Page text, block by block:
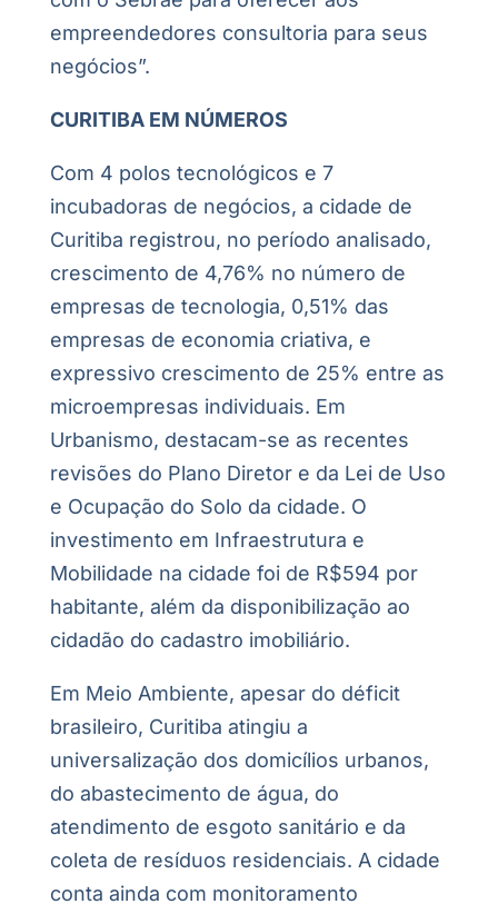
empreendedores consultoria para seus
negócios”.
CURITIBA EM NÚMEROS
Com 4 polos tecnológicos e 7
incubadoras de negócios, a cidade de
Curitiba registrou, no período analisado,
crescimento de 4,76% no número de
empresas de tecnologia, 0,51% das
empresas de economia criativa, e
expressivo crescimento de 25% entre as
microempresas individuais. Em
Urbanismo, destacam-se as recentes
revisões do Plano Diretor e da Lei de Uso
e Ocupação do Solo da cidade. O
investimento em Infraestrutura e
Mobilidade na cidade foi de R$594 por
habitante, além da disponibilização ao
cidadão do cadastro imobiliário.
Em Meio Ambiente, apesar do déficit
brasileiro, Curitiba atingiu a
universalização dos domicílios urbanos,
do abastecimento de água, do
atendimento de esgoto sanitário e da
coleta de resíduos residenciais. A cidade
conta ainda com monitoramento